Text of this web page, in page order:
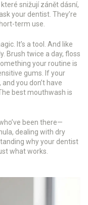
snižují zánět dásní,
your dentist. They’re
term use.
It’s a tool. And like
Brush twice a day, floss
your routine is
gums. If your
you don’t have
best mouthwash is
been there—
dealing with dry
why your dentist
what works.